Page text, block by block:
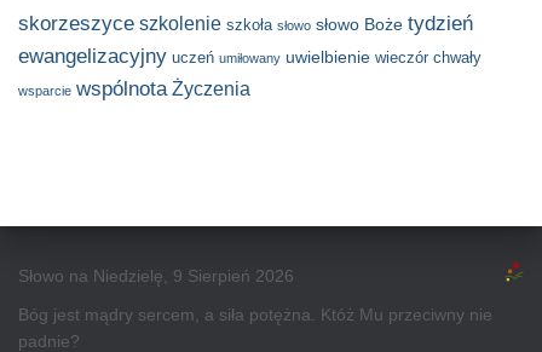
skorzeszyce szkolenie szkoła słowo słowo Boże tydzień
ewangelizacyjny uczeń umiłowany uwielbienie wieczór chwały
wsparcie wspólnota Życzenia
Słowo na Niedzielę, 9 Sierpień 2026
Bóg jest mądry sercem, a siła potężna. Któż Mu przeciwny nie
padnie?